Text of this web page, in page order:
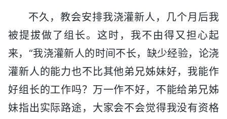
不久，教会安排我浇灌新人，几个月后我
被提拔做了组长。这时，我不由得又担心起
来，“我浇灌新人的时间不长，缺少经验，论浇
灌新人的能力也不比其他弟兄姊妹好，我能作
好组长的工作吗？万一作不好，不能给弟兄姊
妹指出实际路途，大家会不会觉得我没有资格